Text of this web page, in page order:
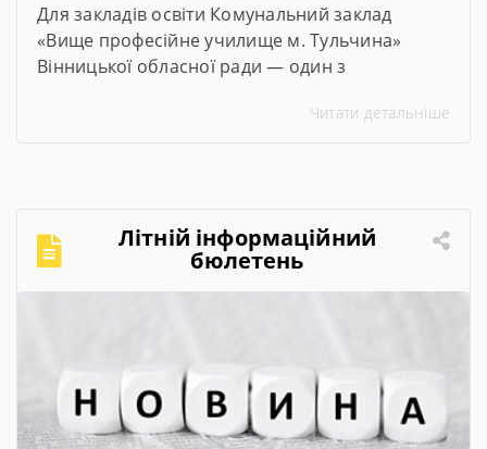
Для закладів освіти Комунальний заклад
«Вище професійне училище м. Тульчина»
Вінницької обласної ради — один з
реалізується @Міністерством освіти і науки
щоб студенти мали змогу опановувати сучасні
та актуальні професії та спеціальності. Завдяки
субвенції в розмірі […]
Читати детальніше
Літній інформаційний
бюлетень